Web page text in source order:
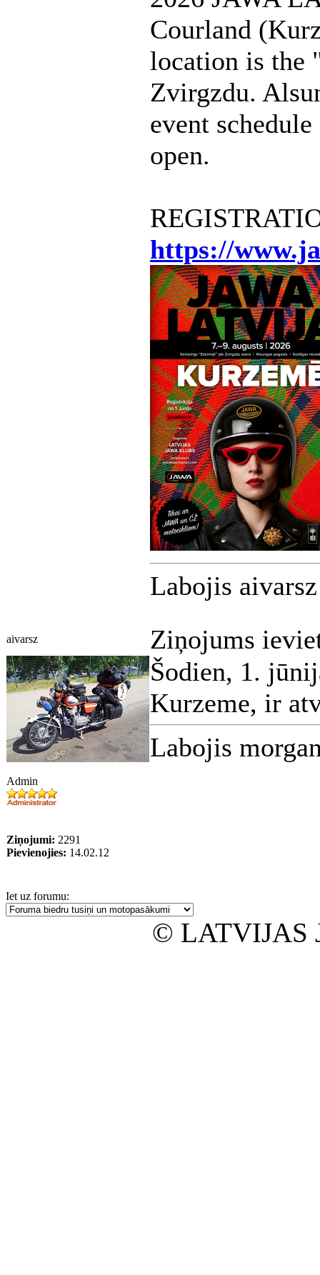
Courland
location is the
Zvirgzdu.
event
open.
https://
Labojis
aivarsz Ziņojums
Admin
Ziņojumi: 2291
Pievienojies: 14.02.12
Šodien, 1.
Kurzeme, ir
Labojis
Iet uz forumu:
© LATVIJAS